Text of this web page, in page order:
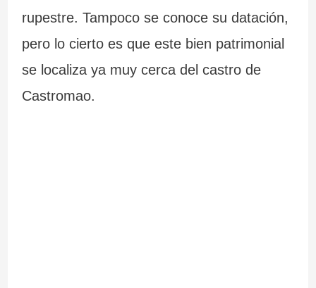
rupestre. Tampoco se conoce su datación,
pero lo cierto es que este bien patrimonial
se localiza ya muy cerca del castro de
Castromao.